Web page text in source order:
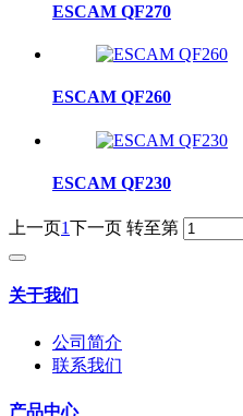
ESCAM QF270
ESCAM QF260
ESCAM QF230
上一页1下一页 转至第
关于我们
公司简介
联系我们
产品中心